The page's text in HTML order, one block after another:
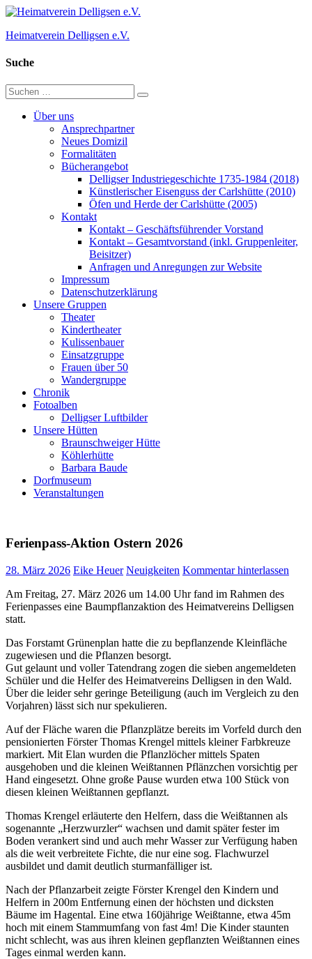
Zum
springen
Heimatverein Delligsen e.V.
Suche
Suchen
nach:
Suchen
Über uns
Ansprechpartner
Neues Domizil
Formalitäten
Bücherangebot
Delligser Industriegeschichte 1735-1984 (2018)
Künstlerischer Eisenguss der Carlshütte (2010)
Öfen und Herde der Carlshütte (2005)
Kontakt
Kontakt – Geschäftsführender Vorstand
Kontakt – Gesamtvorstand (inkl. Gruppenleiter,
Beisitzer)
Anfragen und Anregungen zur Website
Impressum
Datenschutzerklärung
Unsere Gruppen
Theater
Kindertheater
Kulissenbauer
Einsatzgruppe
Frauen über 50
Wandergruppe
Chronik
Fotoalben
Delligser Luftbilder
Unsere Hütten
Braunschweiger Hütte
Köhlerhütte
Barbara Baude
Dorfmuseum
Veranstaltungen
Ferienpass-Aktion Ostern 2026
28. März 2026 Eike Heuer Neuigkeiten Kommentar hinterlassen
Am Freitag, 27. März 2026 um 14.00 Uhr fand im Rahmen des
Ferienpasses eine Baumpflanzaktion des Heimatvereins Delligsen
statt.
Das Forstamt Grünenplan hatte die zu bepflanzende Kleinfläche
zugewiesen und die Pflanzen besorgt.
Gut gelaunt und voller Tatendrang zogen die sieben angemeldeten
Schüler und die Helfer des Heimatvereins Delligsen in den Wald.
Über die leider sehr geringe Beteiligung (auch im Vergleich zu den
Vorjahren) lässt sich nur spekulieren.
Auf der Fläche waren die Pflanzplätze bereits im Vorfeld durch den
pensionierten Förster Thomas Krengel mittels kleiner Farbkreuze
markiert. Mit Elan wurden die Pflanzlöcher mittels Spaten
ausgehoben und die kleinen Weißtannen Pflänzchen vorsichtig per
Hand eingesetzt. Ohne große Pause wurden etwa 100 Stück von
diesen kleinen Weißtannen gepflanzt.
Thomas Krengel erläuterte den Helfern, dass die Weißtannen als
sogenannte „Herzwurzler“ wachsen und damit später fester im
Boden verankert sind und auch mehr Wasser zur Verfügung haben
als die weit verbreitete Fichte, die nur eine sog. Flachwurzel
ausbildet und damit deutlich sturmanfälliger ist.
Nach der Pflanzarbeit zeigte Förster Krengel den Kindern und
Helfern in 200m Entfernung einen der höchsten und dicksten
Bäume im Hagental. Eine etwa 160jährige Weißtanne, etwa 45m
hoch mit einem Stammumfang von fast 4m! Die Kinder staunten
nicht schlecht, was aus ihren kleinen gepflanzten Weißtannen eines
Tages einmal werden kann.